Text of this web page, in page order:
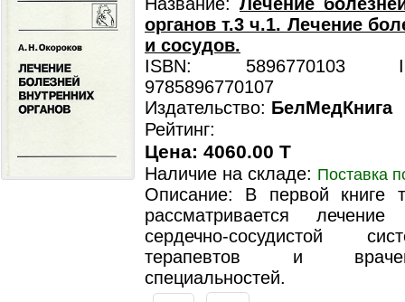
органов т.3 ч.1. Лечение
и сосудов.
ISBN: 5896770103
9785896770107
Издательство: БелМедКнига
Рейтинг:
Цена: 4060.00 T
Наличие на складе: Поставка
Описание: В первой книге
рассматривается лечение
сердечно-сосудистой
терапевтов и
специальностей.